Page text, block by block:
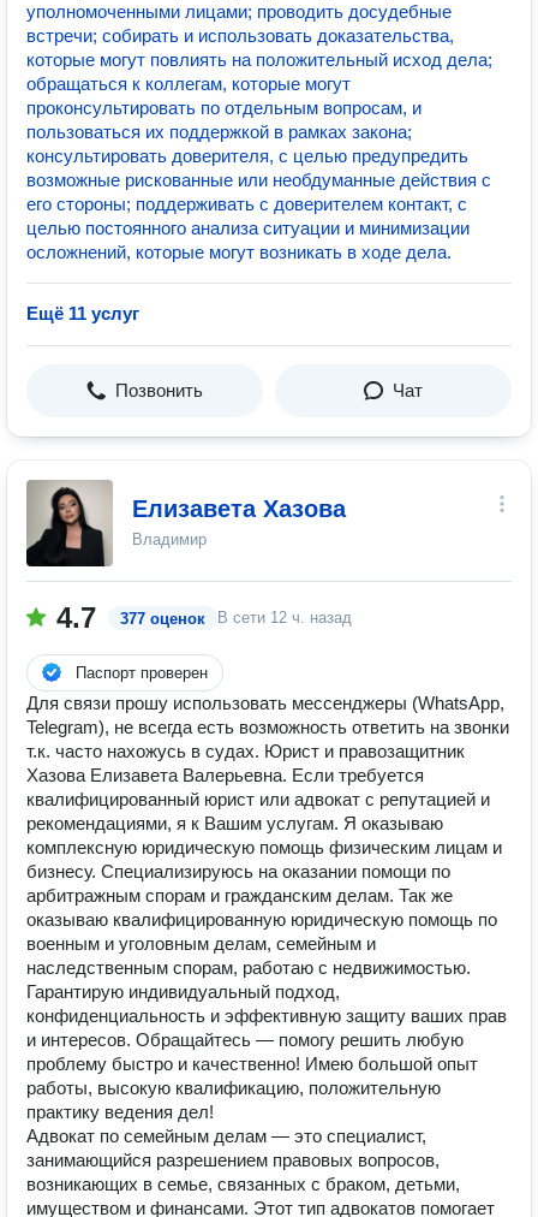
уполномоченными лицами; проводить досудебные
встречи; собирать и использовать доказательства,
которые могут повлиять на положительный исход дела;
обращаться к коллегам, которые могут
проконсультировать по отдельным вопросам, и
пользоваться их поддержкой в рамках закона;
консультировать доверителя, с целью предупредить
возможные рискованные или необдуманные действия с
его стороны; поддерживать с доверителем контакт, с
целью постоянного анализа ситуации и минимизации
осложнений, которые могут возникать в ходе дела.
Ещё 11 услуг
Позвонить Чат
Елизавета Хазова
Владимир
4.7 377 оценок В сети 12 ч. назад
Паспорт проверен
Для связи прошу использовать мессенджеры (WhatsApp,
Telegram), не всегда есть возможность ответить на звонки
т.к. часто нахожусь в судах. Юрист и правозащитник
Хазова Елизавета Валерьевна. Если требуется
квалифицированный юрист или адвокат с репутацией и
рекомендациями, я к Вашим услугам. Я оказываю
комплексную юридическую помощь физическим лицам и
бизнесу. Специализируюсь на оказании помощи по
арбитражным спорам и гражданским делам. Так же
оказываю квалифицированную юридическую помощь по
военным и уголовным делам, семейным и
наследственным спорам, работаю с недвижимостью.
Гарантирую индивидуальный подход,
конфиденциальность и эффективную защиту ваших прав
и интересов. Обращайтесь — помогу решить любую
проблему быстро и качественно! Имею большой опыт
работы, высокую квалификацию, положительную
практику ведения дел!
Адвокат по семейным делам — это специалист,
занимающийся разрешением правовых вопросов,
возникающих в семье, связанных с браком, детьми,
имуществом и финансами. Этот тип адвокатов помогает